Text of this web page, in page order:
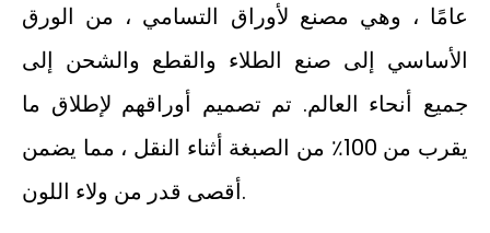
عامًا ، وهي مصنع لأوراق التسامي ، من الورق
الأساسي إلى صنع الطلاء والقطع والشحن إلى
جميع أنحاء العالم. تم تصميم أوراقهم لإطلاق ما
يقرب من 100٪ من الصبغة أثناء النقل ، مما يضمن
أقصى قدر من ولاء اللون.